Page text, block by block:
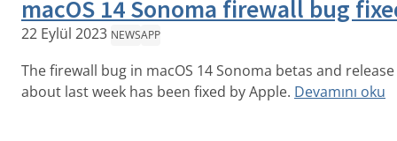
macOS 14 Sonoma firewall bug
22 Eylül 2023 NEWSAPP
The firewall bug in macOS 14 Sonoma betas and
about last week has been fixed by Apple. Devamını oku